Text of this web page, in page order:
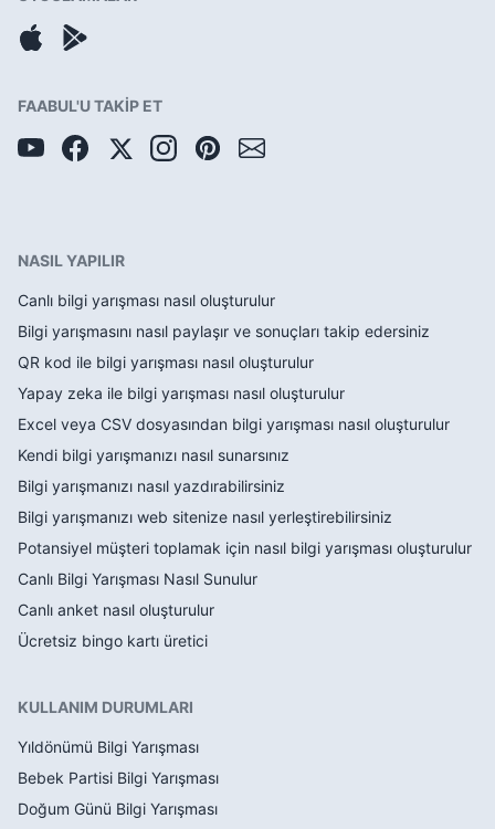
FAABUL'U TAKİP ET
NASIL YAPILIR
Canlı bilgi yarışması nasıl oluşturulur
Bilgi yarışmasını nasıl paylaşır ve sonuçları takip edersiniz
QR kod ile bilgi yarışması nasıl oluşturulur
Yapay zeka ile bilgi yarışması nasıl oluşturulur
Excel veya CSV dosyasından bilgi yarışması nasıl oluşturulur
Kendi bilgi yarışmanızı nasıl sunarsınız
Bilgi yarışmanızı nasıl yazdırabilirsiniz
Bilgi yarışmanızı web sitenize nasıl yerleştirebilirsiniz
Potansiyel müşteri toplamak için nasıl bilgi yarışması oluşturulur
Canlı Bilgi Yarışması Nasıl Sunulur
Canlı anket nasıl oluşturulur
Ücretsiz bingo kartı üretici
KULLANIM DURUMLARI
Yıldönümü Bilgi Yarışması
Bebek Partisi Bilgi Yarışması
Doğum Günü Bilgi Yarışması